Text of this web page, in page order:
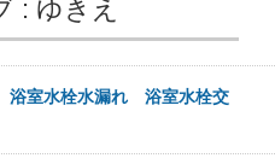
: ゆきえ
室水栓水漏れ 浴室水栓交